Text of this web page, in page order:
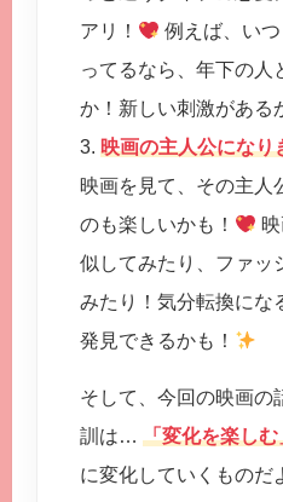
アリ！
例えば、い
ってるなら、年下の人
か！新しい刺激がある
3. 映画の主人公になり
映画を見て、その主人
のも楽しいかも！
似してみたり、ファッ
みたり！気分転換にな
発見できるかも！
そして、今回の映画の
訓は… 「変化を楽しむ
に変化していくものだ